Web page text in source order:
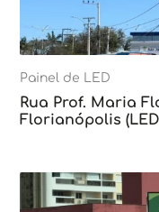
Painel de LED
Rua Prof. Maria
Florianópolis